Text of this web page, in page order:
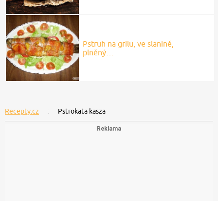
Pstruh na grilu, ve slanině,
plněný…
Recepty.cz Pstrokata kasza